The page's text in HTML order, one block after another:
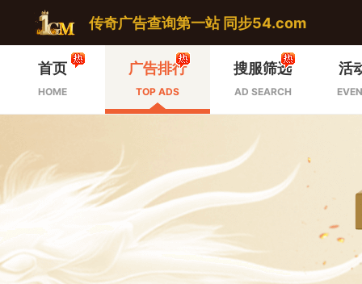
传奇广告查询第一站 同步54.com
首页
HOME
广告排行
TOP ADS
搜服筛选
AD SEARCH
活